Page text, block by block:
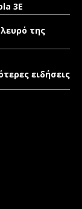
3E
της
ειδήσεις